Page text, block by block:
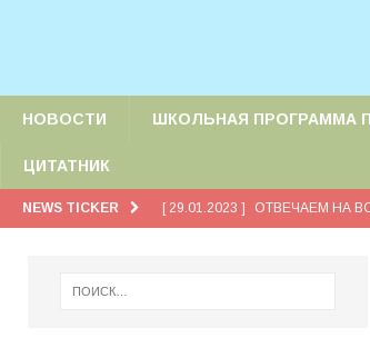
НОВОСТИ ШКОЛЬНАЯ ПРОГРАММА
ЦИТАТНИК
NEWS TICKER [ 28.01.2023 ] ОТВЕЧАЕМ НА